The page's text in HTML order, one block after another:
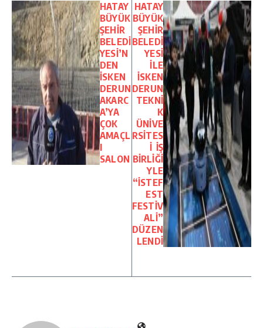
HATAY
BÜYÜK
ŞEHİR
BELEDİ
YESİ’N
DEN
İSKEN
DERUN
AKARC
A’YA
ÇOK
AMAÇL
I
SALON
HATAY
BÜYÜK
ŞEHİR
BELEDİ
YESİ
İLE
İSKEN
DERUN
TEKNİ
K
ÜNİVE
RSİTES
İ İŞ
BİRLİĞİ
YLE
“İSTEF
EST
FESTİV
ALİ”
DÜZEN
LENDİ